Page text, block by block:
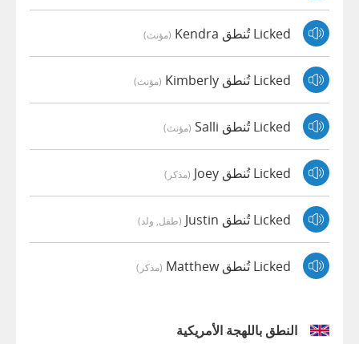
Licked تُنطق Kendra (مؤنث)
Licked تُنطق Kimberly (مؤنث)
Licked تُنطق Salli (مؤنث)
Licked تُنطق Joey (مذكر)
Licked تُنطق Justin (طفل, ولد)
Licked تُنطق Matthew (مذكر)
النطق باللهجة الأمريكية